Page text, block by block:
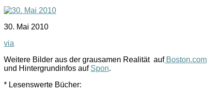
30. Mai 2010
via
Weitere Bilder aus der grausamen Realität aufBoston.com
und Hintergrundinfos auf Spon.
* Lesenswerte Bücher: